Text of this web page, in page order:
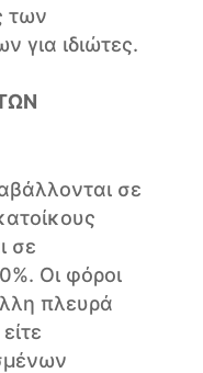
των
για ιδιώτες.
σε
σε
Οι φόροι
πλευρά